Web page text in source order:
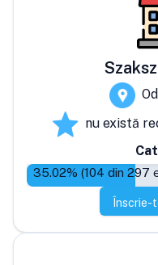
nu există
35.02% (104 din 297
Înscrie-